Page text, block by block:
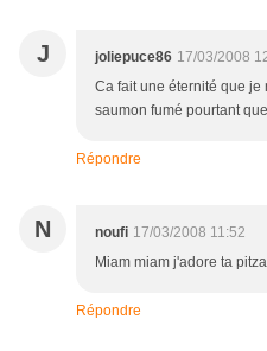
J joliepuce86 17/03/2008
Ca fait une éternité que je
saumon fumé pourtant
Répondre
N noufi 17/03/2008 11:52
Miam miam j'adore ta
Répondre